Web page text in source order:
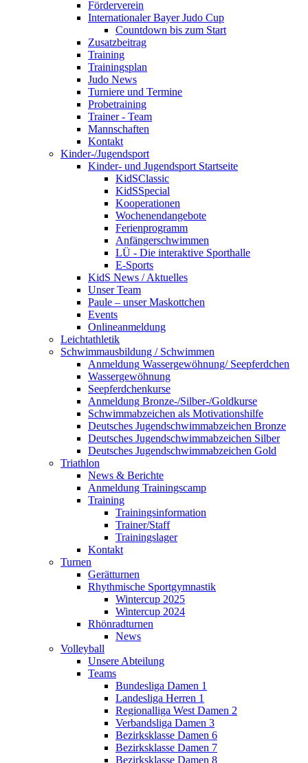
Förderverein
Internationaler Bayer Judo Cup
Countdown bis zum Start
Zusatzbeitrag
Training
Trainingsplan
Judo News
Turniere und Termine
Probetraining
Trainer - Team
Mannschaften
Kontakt
Kinder-/Jugendsport
Kinder- und Jugendsport Startseite
KidSClassic
KidSSpecial
Kooperationen
Wochenendangebote
Ferienprogramm
Anfängerschwimmen
LÜ - Die interaktive Sporthalle
E-Sports
KidS News / Aktuelles
Unser Team
Paule – unser Maskottchen
Events
Onlineanmeldung
Leichtathletik
Schwimmausbildung / Schwimmen
Anmeldung Wassergewöhnung/ Seepferdchen
Wassergewöhnung
Seepferdchenkurse
Anmeldung Bronze-/Silber-/Goldkurse
Schwimmabzeichen als Motivationshilfe
Deutsches Jugendschwimmabzeichen Bronze
Deutsches Jugendschwimmabzeichen Silber
Deutsches Jugendschwimmabzeichen Gold
Triathlon
News & Berichte
Anmeldung Trainingscamp
Training
Trainingsinformation
Trainer/Staff
Trainingslager
Kontakt
Turnen
Gerätturnen
Rhythmische Sportgymnastik
Wintercup 2025
Wintercup 2024
Rhönradturnen
News
Volleyball
Unsere Abteilung
Teams
Bundesliga Damen 1
Landesliga Herren 1
Regionalliga West Damen 2
Verbandsliga Damen 3
Bezirksklasse Damen 6
Bezirksklasse Damen 7
Bezirksklasse Damen 8